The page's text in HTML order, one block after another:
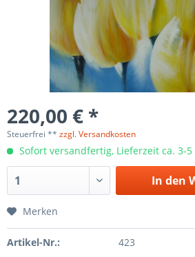
220,00 € *
Steuerfrei ** zzgl. Versandkosten
Sofort versandfertig, Lieferzeit ca. 3-5
In den
Merken
Artikel-Nr.: 423